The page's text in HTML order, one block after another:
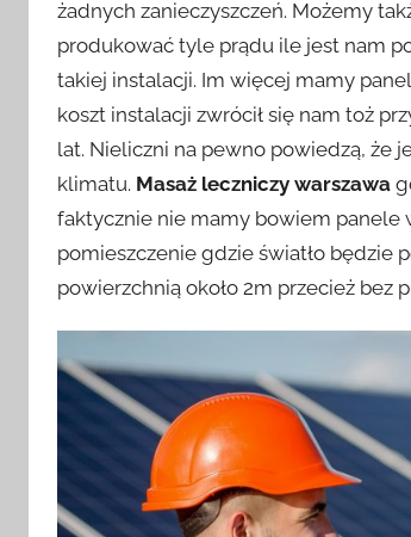
żadnych zanieczyszczeń. Możemy
produkować tyle prądu ile jest nam
takiej instalacji. Im więcej mamy
koszt instalacji zwrócił się nam toż
lat. Nieliczni na pewno powiedzą, że
klimatu. Masaż leczniczy warszawa
faktycznie nie mamy bowiem panele
pomieszczenie gdzie światło będzie
powierzchnią około 2m przecież